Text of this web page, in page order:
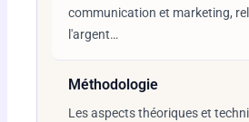
communication et marketing,
l'argent…
Méthodologie
Les aspects théoriques et